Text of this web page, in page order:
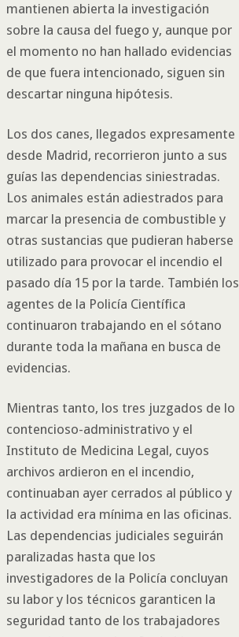
mantienen abierta la investigación
sobre la causa del fuego y, aunque por
el momento no han hallado evidencias
de que fuera intencionado, siguen sin
descartar ninguna hipótesis.
Los dos canes, llegados expresamente
desde Madrid, recorrieron junto a sus
guías las dependencias siniestradas.
Los animales están adiestrados para
marcar la presencia de combustible y
otras sustancias que pudieran haberse
utilizado para provocar el incendio el
pasado día 15 por la tarde. También los
agentes de la Policía Científica
continuaron trabajando en el sótano
durante toda la mañana en busca de
evidencias.
Mientras tanto, los tres juzgados de lo
contencioso-administrativo y el
Instituto de Medicina Legal, cuyos
archivos ardieron en el incendio,
continuaban ayer cerrados al público y
la actividad era mínima en las oficinas.
Las dependencias judiciales seguirán
paralizadas hasta que los
investigadores de la Policía concluyan
su labor y los técnicos garanticen la
seguridad tanto de los trabajadores